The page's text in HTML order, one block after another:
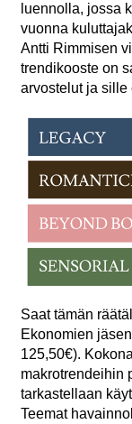
luennolla, jossa
vuonna
Antti Rimmisen
trendikooste on
arvostelut ja sille
Saat tämän
Ekonomien
125,50€).
makrotrendeihin
tarkastellaan
Teemat